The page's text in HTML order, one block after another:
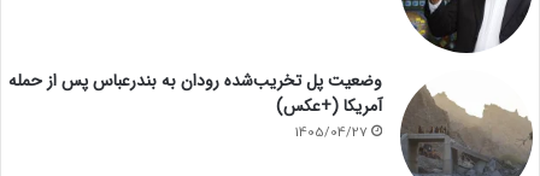
وضعیت پل تخریب‌شده رودان به بندرعباس پس از حمله
آمریکا (+عکس)
1405/04/27